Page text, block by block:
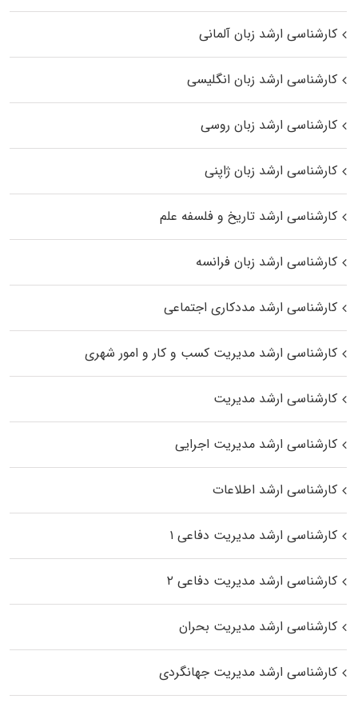
کارشناسی ارشد زبان آلمانی
کارشناسی ارشد زبان انگلیسی
کارشناسی ارشد زبان روسی
کارشناسی ارشد زبان ژاپنی
کارشناسی ارشد تاریخ و فلسفه علم
کارشناسی ارشد زبان فرانسه
کارشناسی ارشد مددکاری اجتماعی
کارشناسی ارشد مدیریت کسب و کار و امور شهری
کارشناسی ارشد مدیریت
کارشناسی ارشد مدیریت اجرایی
کارشناسی ارشد اطلاعات
کارشناسی ارشد مدیریت دفاعی ۱
کارشناسی ارشد مدیریت دفاعی ۲
کارشناسی ارشد مدیریت بحران
کارشناسی ارشد مدیریت جهانگردی